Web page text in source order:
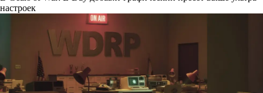
настроек